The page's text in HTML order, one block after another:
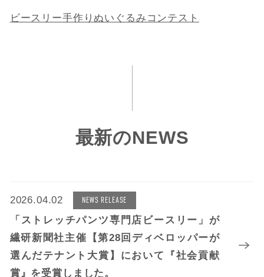
ビースリー手作りぬいぐるみコンテスト
最新のNEWS
2026.04.02 NEWS RELEASE
「ストレッチパンツ専門店ビースリー」が
繊研新聞社主催【第28回ディベロッパーが
選んだテナント大賞】において『社会貢献
賞』を受賞しました。